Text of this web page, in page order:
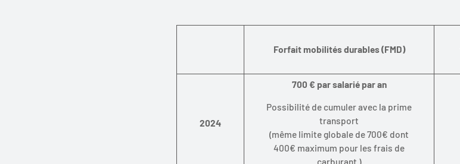
Forfait mobilités durables (FMD)
2024
700 € par salarié par an
Possibilité de cumuler avec la prime
transport
(même limite globale de 700€ dont
400€ maximum pour les frais de
carburant )